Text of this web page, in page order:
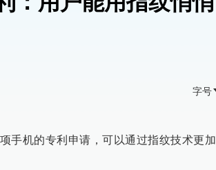
字号
手机的专利申请，可以通过指纹技术更加